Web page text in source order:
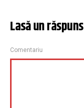
Lasă un răspuns
Comentariu